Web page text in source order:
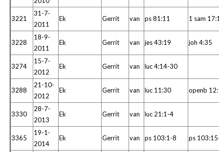
3221
31-7-
2011
Ek Gerrit van ps 81:11 1 sam
3228
18-9-
2011
Ek Gerrit van jes 43:19 joh 4:35
3274
15-7-
2012
Ek Gerrit van luc 4:14-30
3288
21-10-
2012
Ek Gerrit van luc 11:30 openb
3330
28-7-
2013
Ek Gerrit van luc 21:1-4
3365
19-1-
2014
Ek Gerrit van ps 103:1-8 ps